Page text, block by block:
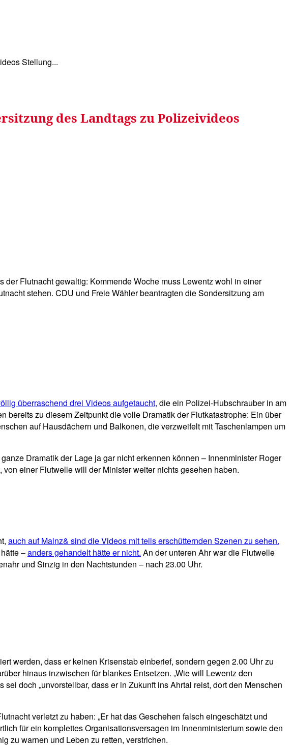
Stellung...
des Landtags zu Polizeivideos
Flutnacht gewaltig: Kommende Woche muss Lewentz wohl in einer
stehen. CDU und Freie Wähler beantragten die Sondersitzung am
überraschend drei Videos aufgetaucht, die ein Polizei-Hubschrauber in am
zu diesem Zeitpunkt die volle Dramatik der Flutkatastrophe: Ein über
auf Hausdächern und Balkonen, die verzweifelt mit Taschenlampen um
Dramatik der Lage ja gar nicht erkennen können – Innenminister Roger
einer Flutwelle will der Minister weiter nichts gesehen haben.
auch auf Mainz& sind die Videos mit teils erschütternden Szenen zu sehen.
–anders gehandelt hätte er nicht. An der unteren Ahr war die Flutwelle
und Sinzig in den Nachtstunden – nach 23.00 Uhr.
werden, dass er keinen Krisenstab einberief, sondern gegen 2.00 Uhr zu
hinaus inzwischen für blankes Entsetzen. „Wie will Lewentz den
doch „unvorstellbar, dass er in Zukunft ins Ahrtal reist, dort den Menschen
verletzt zu haben: „Er hat das Geschehen falsch eingeschätzt und
für ein komplettes Organisationsversagen im Innenministerium sowie den
zu warnen und Leben zu retten, verstrichen.